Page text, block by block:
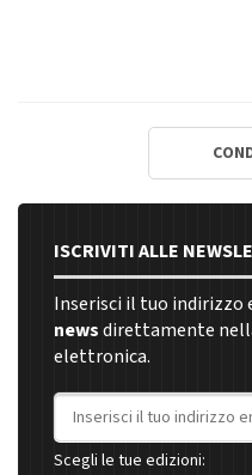
ISCRIVITI ALLE
Inserisci il tuo indirizzo
newsdirettamente
elettronica.
Indirizzo email
Scegli le tue edizioni: